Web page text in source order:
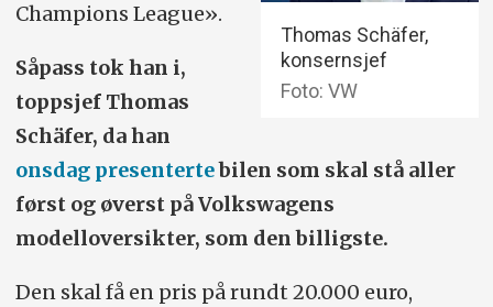
Thomas Schäfer,
konsernsjef
Foto: VW
Champions League».
Såpass tok han i,
toppsjef Thomas
Schäfer, da han
onsdag presentertebilen som skal stå aller
først og øverst på Volkswagens
modelloversikter, som den billigste.
Den skal få en pris på rundt 20.000 euro,